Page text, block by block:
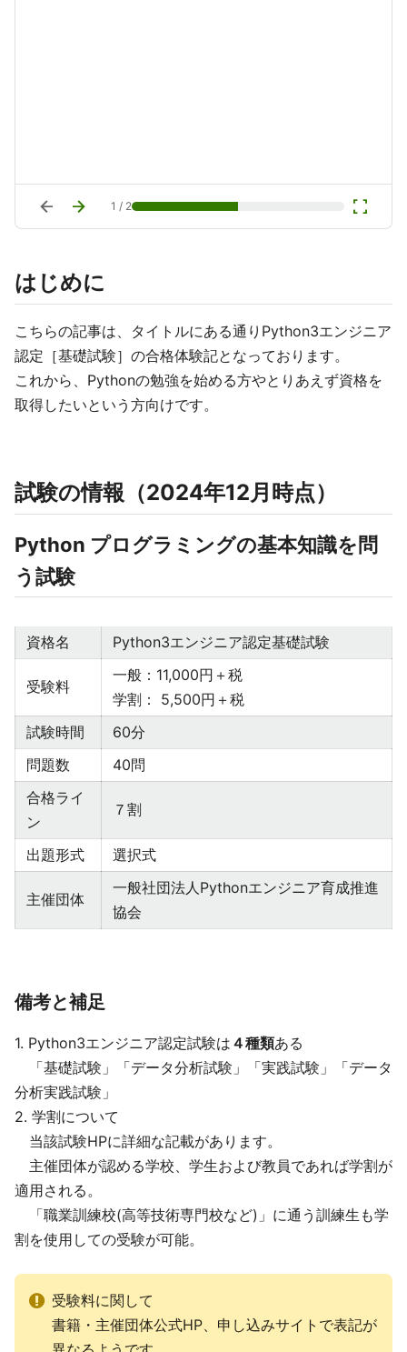
arrow_back arrow_forward 1 / 2 fullscreen
はじめに
こちらの記事は、タイトルにある通りPython3エンジニア
認定［基礎試験］の合格体験記となっております。
これから、Pythonの勉強を始める方やとりあえず資格を
取得したいという方向けです。
試験の情報（2024年12月時点）
Python プログラミングの基本知識を問
う試験
資格名 Python3エンジニア認定基礎試験
受験料
一般：11,000円＋税
学割： 5,500円＋税
試験時間
60分
問題数
40問
合格ライ
ン
７割
出題形式 選択式
主催団体
一般社団法人Pythonエンジニア育成推進
協会
備考と補足
1. Python3エンジニア認定試験は ４種類ある
「基礎試験」「データ分析試験」「実践試験」「データ
分析実践試験」
2. 学割について
当該試験HPに詳細な記載があります。
主催団体が認める学校、学生および教員であれば学割が
適用される。
「職業訓練校(高等技術専門校など)」に通う訓練生も学
割を使用しての受験が可能。
受験料に関して
書籍・主催団体公式HP、申し込みサイトで表記が